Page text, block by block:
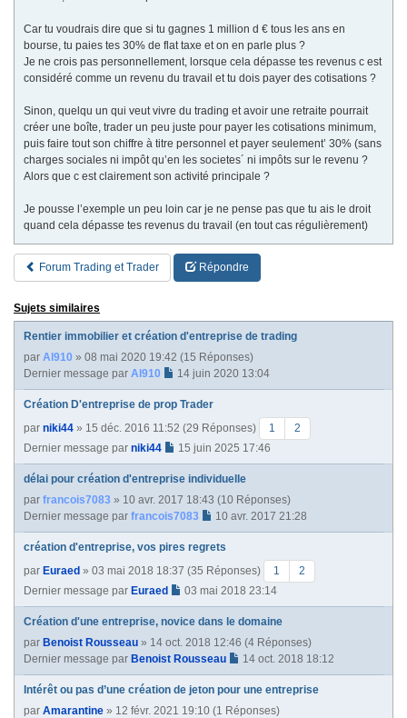
Car tu voudrais dire que si tu gagnes 1 million d € tous les ans en
bourse, tu paies tes 30% de flat taxe et on en parle plus ?
Je ne crois pas personnellement, lorsque cela dépasse tes revenus c est
considéré comme un revenu du travail et tu dois payer des cotisations ?
Sinon, quelqu un qui veut vivre du trading et avoir une retraite pourrait
créer une boîte, trader un peu juste pour payer les cotisations minimum,
puis faire tout son chiffre à titre personnel et payer seulement’ 30% (sans
charges sociales ni impôt qu’en les societes´ ni impôts sur le revenu ?
Alors que c est clairement son activité principale ?
Je pousse l’exemple un peu loin car je ne pense pas que tu ais le droit
quand cela dépasse tes revenus du travail (en tout cas régulièrement)
Forum Trading et Trader Répondre
Sujets similaires
Rentier immobilier et création d'entreprise de trading
par Al910 » 08 mai 2020 19:42 (15 Réponses)
Dernier message par Al910 14 juin 2020 13:04
Création D'entreprise de prop Trader
par niki44 » 15 déc. 2016 11:52 (29 Réponses) 1
2
Dernier message par niki44 15 juin 2025 17:46
délai pour création d'entreprise individuelle
par francois7083 » 10 avr. 2017 18:43 (10 Réponses)
Dernier message par francois7083 10 avr. 2017 21:28
création d'entreprise, vos pires regrets
par Euraed » 03 mai 2018 18:37 (35 Réponses) 1
2
Dernier message par Euraed 03 mai 2018 23:14
Création d'une entreprise, novice dans le domaine
par Benoist Rousseau » 14 oct. 2018 12:46 (4 Réponses)
Dernier message par Benoist Rousseau 14 oct. 2018 18:12
Intérêt ou pas d’une création de jeton pour une entreprise
par Amarantine » 12 févr. 2021 19:10 (1 Réponses)